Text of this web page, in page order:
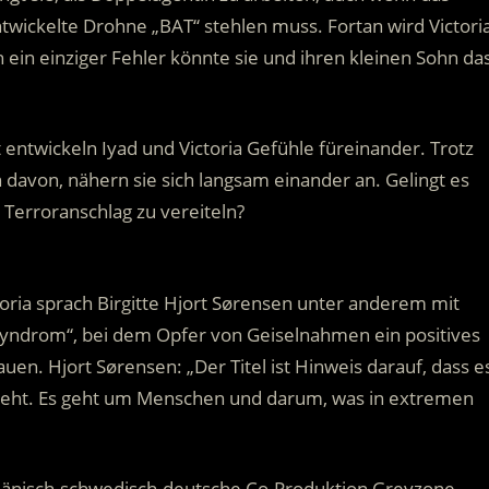
Drohne „BAT“ stehlen muss. Fortan wird
einziger Fehler könnte sie und ihren kleinen Sohn
Iyad und Victoria Gefühle füreinander. Trotz
nähern sie sich langsam einander an. Gelingt es
zu vereiteln?
sprach Birgitte Hjort Sørensen unter anderem mit
bei dem Opfer von Geiselnahmen ein positives
Hjort Sørensen: „Der Titel ist Hinweis darauf, dass
Es geht um Menschen und darum, was in extremen